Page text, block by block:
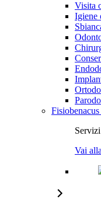
Visita
Igiene
Fisiobenacus
Vai